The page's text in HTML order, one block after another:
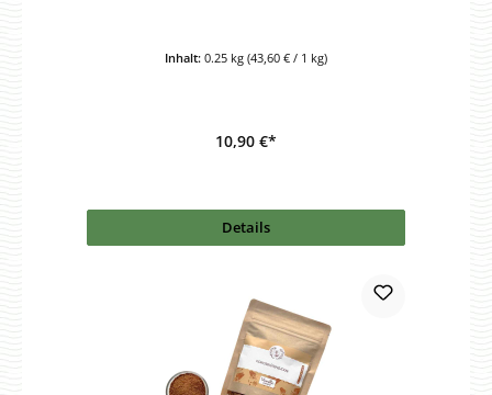
Inhalt: 0.25 kg (43,60 € / 1 kg)
10,90 €*
Details